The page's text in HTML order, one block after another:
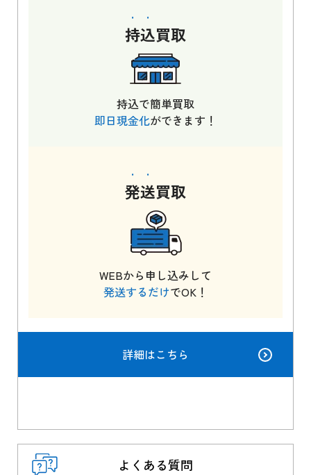
持込買取
持込で簡単買取
即日現金化ができます！
発送買取
WEBから申し込みして
発送するだけでOK！
詳細はこちら
よくある質問